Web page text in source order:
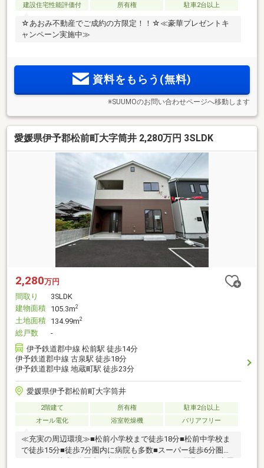
建設住宅性能評価付
所有権 駐車2台以上
☆あおみ不動産でご成約の方限定！！☆≪豪華プレゼントキ
ャンペーン実施中≫
資料をもらう(無料)
※SUUMOのお問い合わせページへ移動します
愛媛県伊予郡松前町大字筒井 2,280万円 3SLDK
2,280万円
間取り
3SLDK
建物面積 105.3m2
土地面積 134.99m2
総戸数
-
伊予鉄道郡中線 松前駅 徒歩14分
伊予鉄道郡中線 古泉駅 徒歩18分
伊予鉄道郡中線 地蔵町駅 徒歩23分
愛媛県伊予郡松前町大字筒井
2階建て 所有権
駐車2台以上
オール電化
浴室乾燥機 バリアフリー
≪充実の周辺環境≫■松前小学校まで徒歩18分■松前中学校ま
で徒歩15分■徒歩7分圏内に病院も多数■スーパー徒歩6分圏内